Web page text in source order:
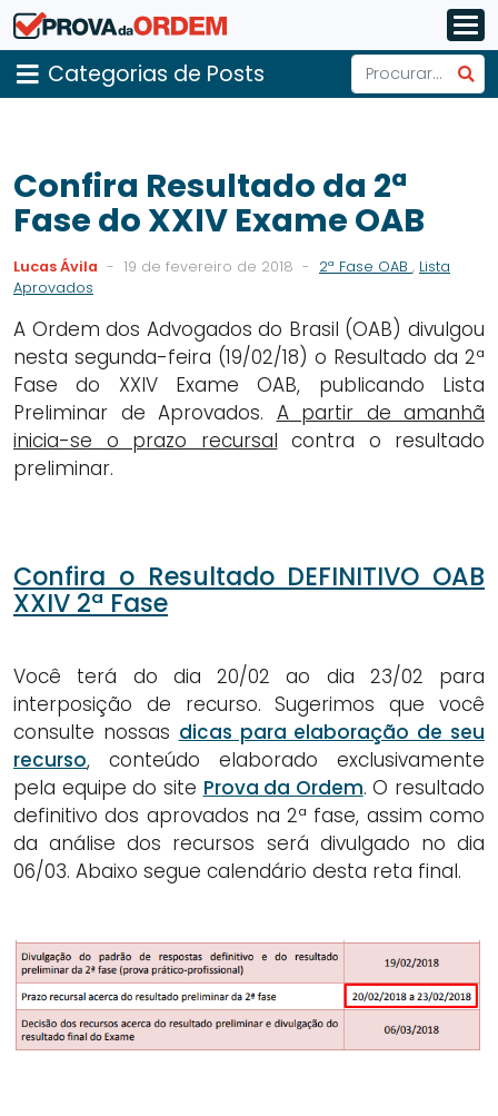
Categorias de Posts
Confira Resultado da 2ª
Fase do XXIV Exame OAB
Lucas Ávila - 19 de fevereiro de 2018 - 2ª Fase OAB , Lista
Aprovados
A Ordem dos Advogados do Brasil (OAB) divulgou
nesta segunda-feira (19/02/18) o Resultado da 2ª
Fase do XXIV Exame OAB, publicando Lista
Preliminar de Aprovados. A partir de amanhã
inicia-se o prazo recursal contra o resultado
preliminar.
Confira o Resultado DEFINITIVO OAB
XXIV 2ª Fase
Você terá do dia 20/02 ao dia 23/02 para
interposição de recurso. Sugerimos que você
consulte nossas dicas para elaboração de seu
recurso, conteúdo elaborado exclusivamente
pela equipe do site Prova da Ordem. O resultado
definitivo dos aprovados na 2ª fase, assim como
da análise dos recursos será divulgado no dia
06/03. Abaixo segue calendário desta reta final.